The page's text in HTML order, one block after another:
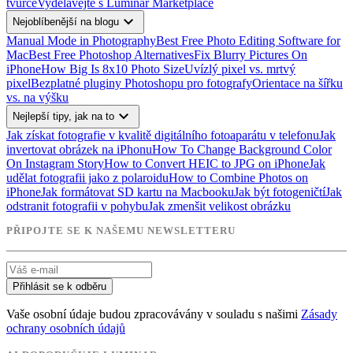
tvůrceVydělávejte s Luminar Marketplace
Nejoblíbenější na blogu expand_more
Manual Mode in PhotographyBest Free Photo Editing Software for
MacBest Free Photoshop AlternativesFix Blurry Pictures On
iPhoneHow Big Is 8x10 Photo SizeUvízlý pixel vs. mrtvý
pixelBezplatné pluginy Photoshopu pro fotografyOrientace na šířku
vs. na výšku
Nejlepší tipy, jak na to expand_more
Jak získat fotografie v kvalitě digitálního fotoaparátu v telefonuJak
invertovat obrázek na iPhonuHow To Change Background Color
On Instagram StoryHow to Convert HEIC to JPG on iPhoneJak
udělat fotografii jako z polaroiduHow to Combine Photos on
iPhoneJak formátovat SD kartu na MacbookuJak být fotogeničtíJak
odstranit fotografii v pohybuJak zmenšit velikost obrázku
PŘIPOJTE SE K NAŠEMU NEWSLETTERU
Přihlásit se k odběru
Vaše osobní údaje budou zpracovávány v souladu s našimi Zásady
ochrany osobních údajů